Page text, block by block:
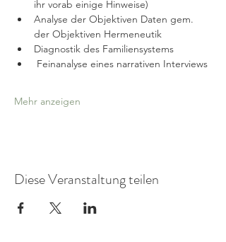
ihr vorab einige Hinweise)
Analyse der Objektiven Daten gem.
der Objektiven Hermeneutik
Diagnostik des Familiensystems
Feinanalyse eines narrativen Interviews
Mehr anzeigen
Diese Veranstaltung teilen